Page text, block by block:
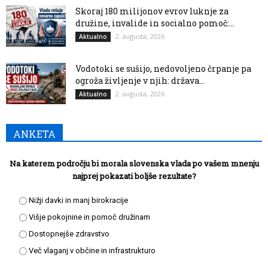
Skoraj 180 milijonov evrov luknje za
družine, invalide in socialno pomoč:...
Aktualno 2. avgusta, 2026
Vodotoki se sušijo, nedovoljeno črpanje pa
ogroža življenje v njih: država...
Aktualno 2. avgusta, 2026
ANKETA
Na katerem področju bi morala slovenska vlada po vašem mnenju
najprej pokazati boljše rezultate?
Nižji davki in manj birokracije
Višje pokojnine in pomoč družinam
Dostopnejše zdravstvo
Več vlaganj v občine in infrastrukturo